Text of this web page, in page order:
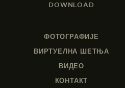
DOWNLOAD
ФОТОГРАФИЈЕ
ВИРТУЕЛНА ШЕТЊА
ВИДЕО
КОНТАКТ